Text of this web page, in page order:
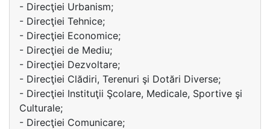
- Direcţiei Urbanism;
- Direcţiei Tehnice;
- Direcţiei Economice;
- Direcţiei de Mediu;
- Direcţiei Dezvoltare;
- Direcţiei Clădiri, Terenuri şi Dotări Diverse;
- Direcţiei Instituţii Şcolare, Medicale, Sportive şi
Culturale;
- Direcţiei Comunicare;